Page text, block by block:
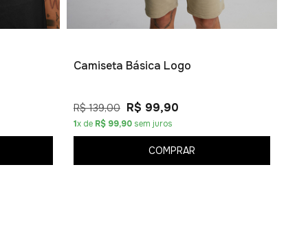
Camiseta Básica Logo
R$ 139,00 R$ 99,90
1x de R$ 99,90sem juros
COMPRAR